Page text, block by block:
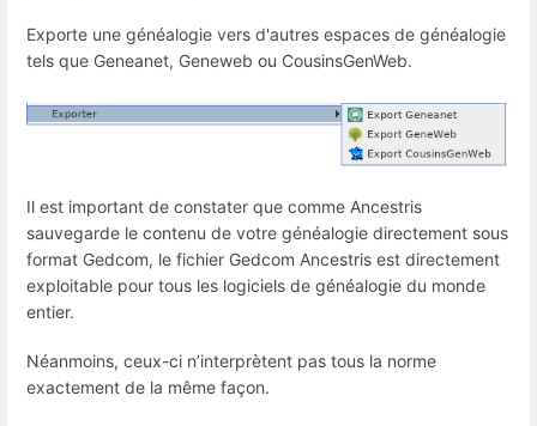
Exporte une généalogie vers d'autres espaces de généalogie
tels que Geneanet, Geneweb ou CousinsGenWeb.
Il est important de constater que comme Ancestris
sauvegarde le contenu de votre généalogie directement sous
format Gedcom, le fichier Gedcom Ancestris est directement
exploitable pour tous les logiciels de généalogie du monde
entier.
Néanmoins, ceux-ci n’interprètent pas tous la norme
exactement de la même façon.